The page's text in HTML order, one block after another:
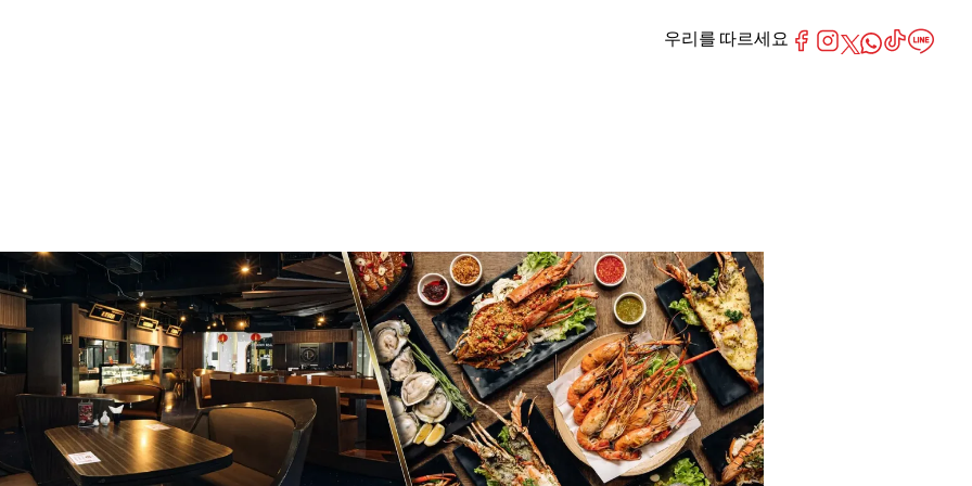
우리를 따르세요